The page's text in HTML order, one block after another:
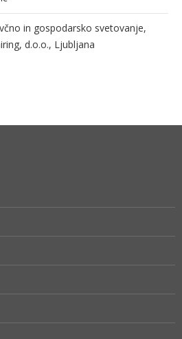
in gospodarsko svetovanje,
d.o.o., Ljubljana